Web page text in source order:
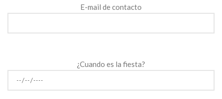
E-mail de contacto
¿Cuando es la fiesta?